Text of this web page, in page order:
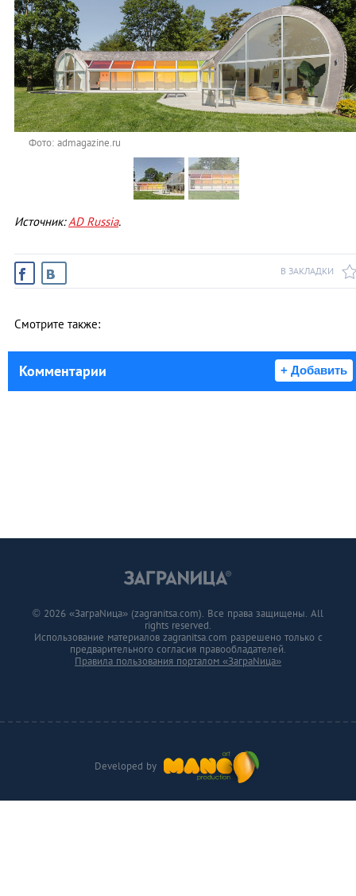
Фото: admagazine.ru
Источник:AD Russia.
В ЗАКЛАДКИ
Смотрите также:
Комментарии + Добавить
Developed by
© 2026 «ЗаграNица» (zagranitsa.com). Все права защищены. All
rights reserved.
Использование материалов zagranitsa.com разрешено только с
предварительного согласия правообладателей.
Правила пользования порталом «ЗаграNица»